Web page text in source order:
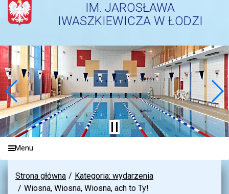
IM. JAROSŁAWA
IWASZKIEWICZA W ŁODZI
Menu
Strona główna
Kategoria: wydarzenia
Wiosna, Wiosna, Wiosna, ach to Ty!